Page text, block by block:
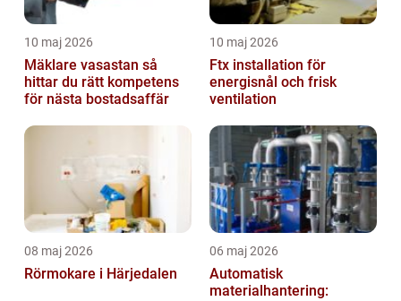
10 maj 2026
Mäklare vasastan så
hittar du rätt kompetens
för nästa bostadsaffär
10 maj 2026
Ftx installation för
energisnål och frisk
ventilation
08 maj 2026
Rörmokare i Härjedalen
06 maj 2026
Automatisk
materialhantering: